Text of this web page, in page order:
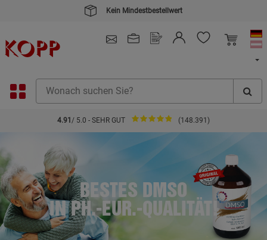
Kein Mindestbestellwert
4.91 / 5.0 - SEHR GUT (148.391)
BESTES DMSO
IN PH.-EUR.-QUALITÄT!